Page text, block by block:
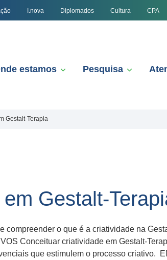
I.nova Diplomados Cultura CPA
estamos Pesquisa
Gestalt-Terapia
Gestalt-
compreender o que é a criatividade na
Conceituar criatividade em Gestalt-
que estimulem o processo criativo.